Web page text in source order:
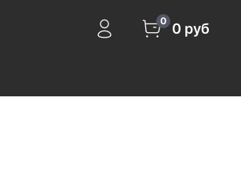
0 0 руб